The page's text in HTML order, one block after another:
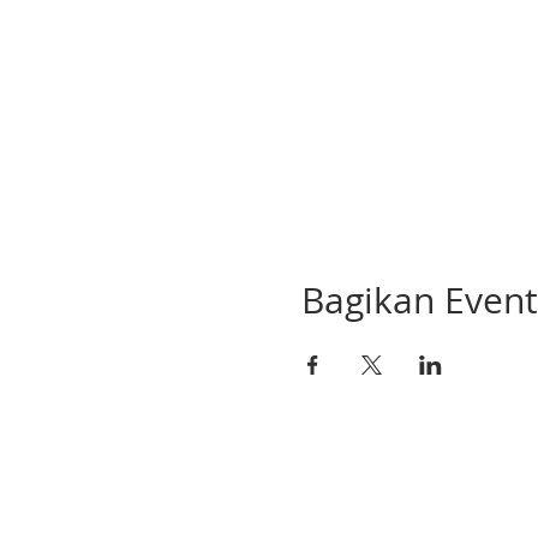
Bagikan